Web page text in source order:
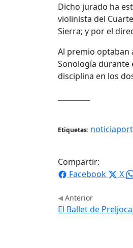
Dicho jurado ha
violinista del
Sierra; y por el
Al premio optaban
Sonología durante
disciplina en los
Etiquetas:
Compartir:
Facebook
X
Anterior
El Ballet de